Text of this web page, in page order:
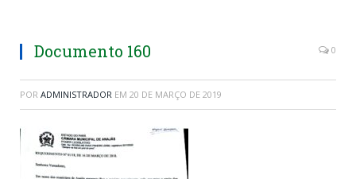
Documento 160 0
POR ADMINISTRADOR EM 20 DE MARÇO DE 2019